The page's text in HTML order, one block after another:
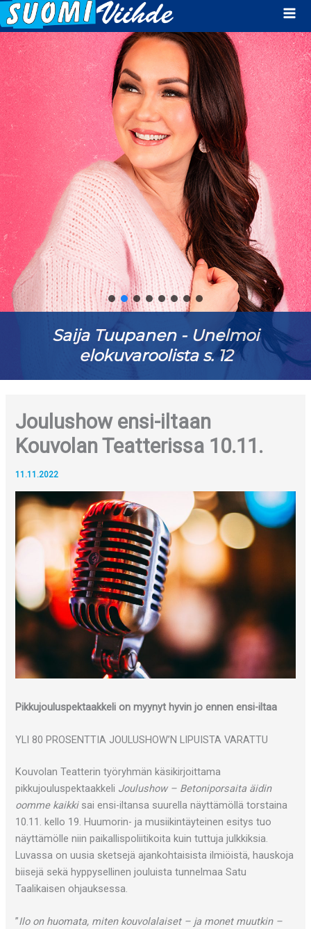
Saija Tuupanen - Unelmoi
elokuvaroolista s. 12
Joulushow ensi-iltaan
Kouvolan Teatterissa 10.11.
11.11.2022
Pikkujouluspektaakkeli on myynyt hyvin jo ennen ensi-iltaa
YLI 80 PROSENTTIA JOULUSHOW’N LIPUISTA VARATTU
Kouvolan Teatterin työryhmän käsikirjoittama
pikkujouluspektaakkeli Joulushow – Betoniporsaita äidin
oomme kaikkisai ensi-iltansa suurella näyttämöllä torstaina
10.11. kello 19. Huumorin- ja musiikintäyteinen esitys tuo
näyttämölle niin paikallispoliitikoita kuin tuttuja julkkiksia.
Luvassa on uusia sketsejä ajankohtaisista ilmiöistä, hauskoja
biisejä sekä hyppysellinen jouluista tunnelmaa Satu
Taalikaisen ohjauksessa.
”Ilo on huomata, miten kouvolalaiset – ja monet muutkin –